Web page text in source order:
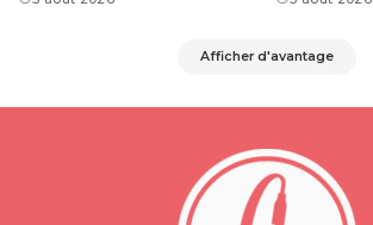
Afficher d'avantage